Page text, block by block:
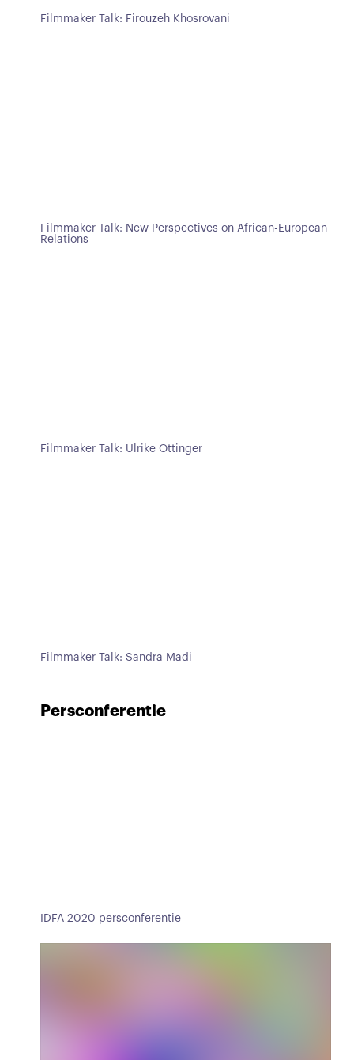
Filmmaker Talk: Firouzeh Khosrovani
Filmmaker Talk: New Perspectives on African-European
Relations
Filmmaker Talk: Ulrike Ottinger
Filmmaker Talk: Sandra Madi
Persconferentie
IDFA 2020 persconferentie